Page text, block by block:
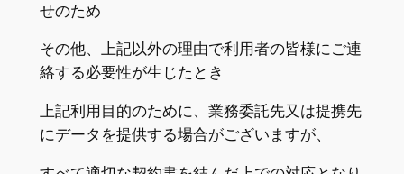
せのため
その他、上記以外の理由で利用者の皆様にご連
絡する必要性が生じたとき
上記利用目的のために、業務委託先又は提携先
にデータを提供する場合がございますが、